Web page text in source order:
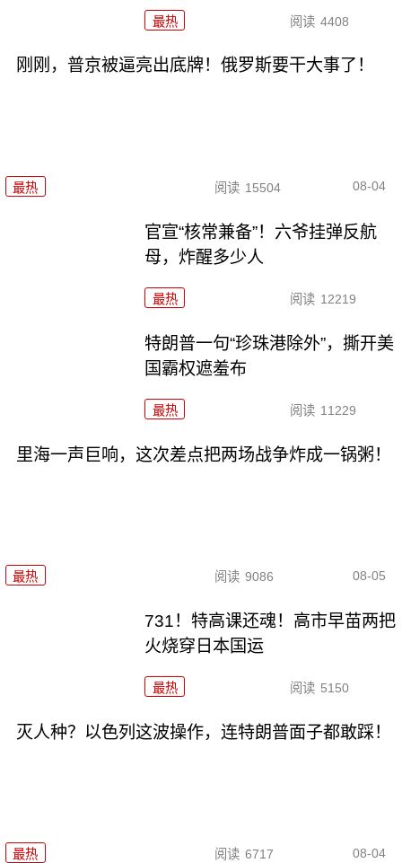
最热 阅读 4408
刚刚，普京被逼亮出底牌！俄罗斯要干大事了！
最热 阅读 15504 08-04
官宣“核常兼备”！六爷挂弹反航
母，炸醒多少人
最热 阅读 12219
特朗普一句“珍珠港除外”，撕开美
国霸权遮羞布
最热 阅读 11229
里海一声巨响，这次差点把两场战争炸成一锅粥！
最热 阅读 9086 08-05
731！特高课还魂！高市早苗两把
火烧穿日本国运
最热 阅读 5150
灭人种？以色列这波操作，连特朗普面子都敢踩！
最热 阅读 6717 08-04